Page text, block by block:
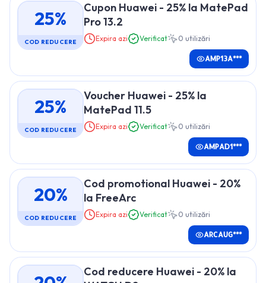
25%
COD REDUCERE
Cupon Huawei - 25% la MatePad
Pro 13.2
Expira azi Verificat 0 utilizări
AMP13A***
25%
COD REDUCERE
Voucher Huawei - 25% la
MatePad 11.5
Expira azi Verificat 0 utilizări
AMPAD1***
20%
COD REDUCERE
Cod promotional Huawei - 20%
la FreeArc
Expira azi Verificat 0 utilizări
ARCAUG***
Cod reducere Huawei - 20% la